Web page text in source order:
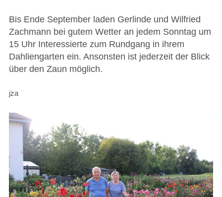
Bis Ende September laden Gerlinde und Wilfried
Zachmann bei gutem Wetter an jedem Sonntag um
15 Uhr Interessierte zum Rundgang in ihrem
Dahliengarten ein. Ansonsten ist jederzeit der Blick
über den Zaun möglich.
jza